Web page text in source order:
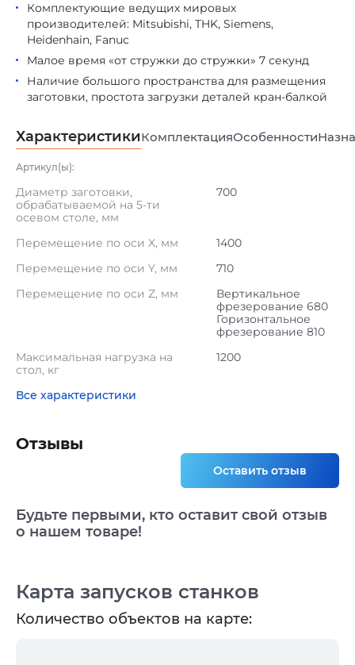
Комплектующие ведущих мировых
производителей: Mitsubishi, THK, Siemens,
Heidenhain, Fanuc
Малое время «от стружки до стружки» 7 секунд
Наличие большого пространства для размещения
заготовки, простота загрузки деталей кран-балкой
ХарактеристикиКомплектацияОсобенности
Артикул(ы):
Диаметр заготовки,
обрабатываемой на 5-ти
осевом столе, мм
700
Перемещение по оси X, мм
1400
Перемещение по оси Y, мм
710
Перемещение по оси Z, мм
Вертикальное
фрезерование 680
Горизонтальное
фрезерование 810
Максимальная нагрузка на
стол, кг
1200
Все характеристики
Карта запусков станков
Количество объектов на карте:
Отзывы
Оставить отзыв
Будьте первыми, кто оставит свой отзыв
о нашем товаре!